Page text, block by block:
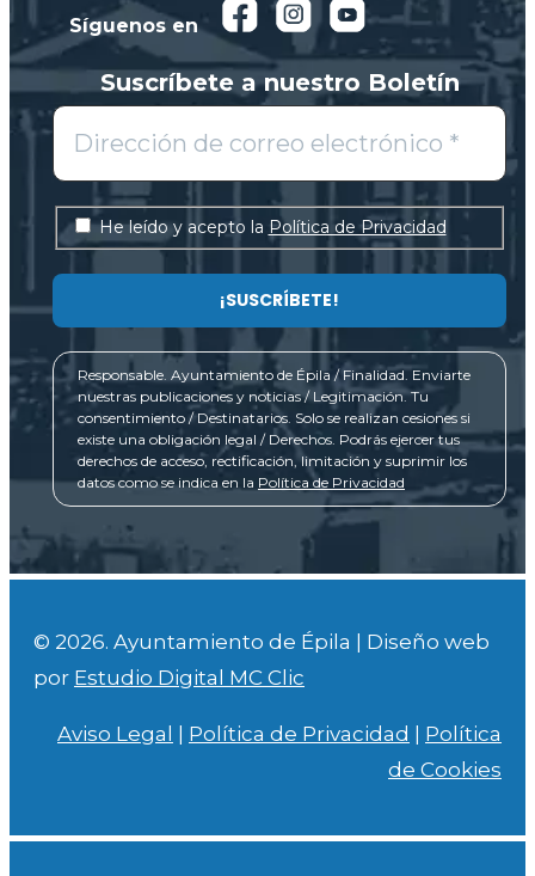
Síguenos en
Suscríbete a nuestro Boletín
He leído y acepto la Política de Privacidad
Responsable. Ayuntamiento de Épila / Finalidad. Enviarte
nuestras publicaciones y noticias / Legitimación. Tu
consentimiento / Destinatarios. Solo se realizan cesiones si
existe una obligación legal / Derechos. Podrás ejercer tus
derechos de acceso, rectificación, limitación y suprimir los
datos como se indica en la Política de Privacidad
© 2026. Ayuntamiento de Épila | Diseño web
por Estudio Digital MC Clic
Aviso Legal Política de Privacidad
Política
de Cookies